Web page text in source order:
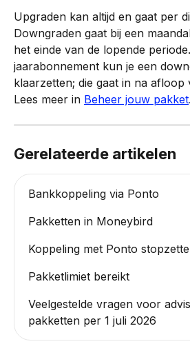
Upgraden kan altijd en gaat per
Downgraden gaat bij een
het einde van de lopende
jaarabonnement kun je een
klaarzetten; die gaat in na afloop
Lees meer in Beheer jouw pakket.
Gerelateerde artikelen
Bankkoppeling via Ponto
Pakketten in Moneybird
Koppeling met Ponto
Pakketlimiet bereikt
Veelgestelde vragen voor
pakketten per 1 juli 2026